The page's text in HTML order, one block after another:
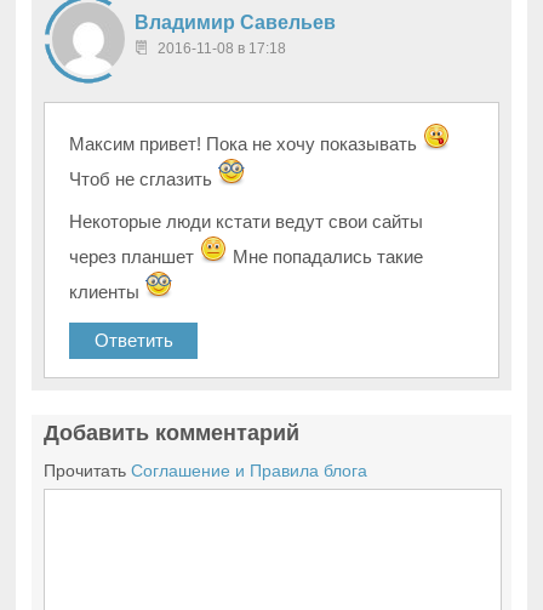
Владимир Савельев
2016-11-08 в 17:18
Максим привет! Пока не хочу показывать
Чтоб не сглазить
Некоторые люди кстати ведут свои сайты
через планшет
Мне попадались такие
клиенты
Ответить
Добавить комментарий
ПрочитатьСоглашение и Правила блога